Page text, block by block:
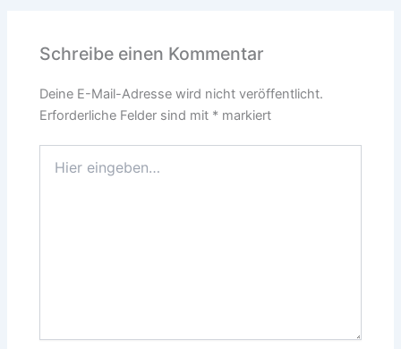
Schreibe einen Kommentar
Deine E-Mail-Adresse wird nicht veröffentlicht.
Erforderliche Felder sind mit * markiert
eingeben…